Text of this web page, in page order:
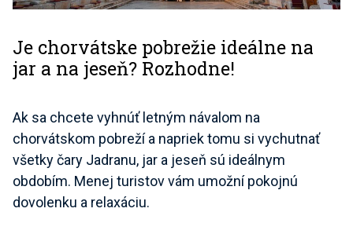
Je chorvátske pobrežie ideálne na
jar a na jeseň? Rozhodne!
Ak sa chcete vyhnúť letným návalom na
chorvátskom pobreží a napriek tomu si vychutnať
všetky čary Jadranu, jar a jeseň sú ideálnym
obdobím. Menej turistov vám umožní pokojnú
dovolenku a relaxáciu.